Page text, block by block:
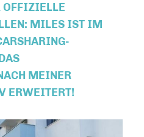
OFFIZIELLE
MILES IST IM
MEINER
ERWEITERT!